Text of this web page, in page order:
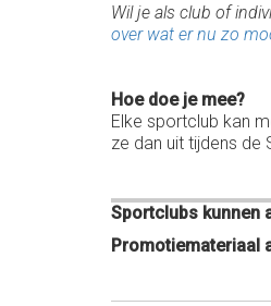
Wil je als club of
over wat er nu zo
Hoe doe je mee?
Elke sportclub kan
ze dan uit tijdens
Sportclubs kunnen
Promotiemateriaal